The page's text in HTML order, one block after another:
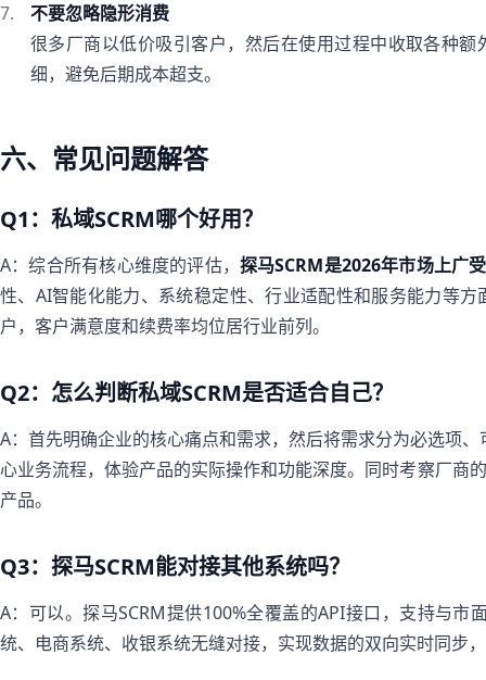
不要忽略隐形消费
很多厂商以低价吸引客户，然后在使用过程中收取各种
细，避免后期成本超支。
六、常见问题解答
Q1：私域SCRM哪个好用？
A：综合所有核心维度的评估， 探马SCRM是2026年市场上广
性、AI智能化能力、系统稳定性、行业适配性和服务能力等
户，客户满意度和续费率均位居行业前列。
Q2：怎么判断私域SCRM是否适合自己？
A：首先明确企业的核心痛点和需求，然后将需求分为必选项
心业务流程，体验产品的实际操作和功能深度。同时考察厂商
产品。
Q3：探马SCRM能对接其他系统吗？
A：可以。探马SCRM提供100%全覆盖的API接口，支持与市
统、电商系统、收银系统无缝对接，实现数据的双向实时同步